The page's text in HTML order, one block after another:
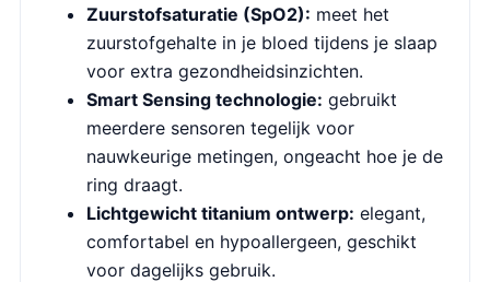
Zuurstofsaturatie (SpO2): meet het
zuurstofgehalte in je bloed tijdens je slaap
voor extra gezondheidsinzichten.
Smart Sensing technologie: gebruikt
meerdere sensoren tegelijk voor
nauwkeurige metingen, ongeacht hoe je de
ring draagt.
Lichtgewicht titanium ontwerp: elegant,
comfortabel en hypoallergeen, geschikt
voor dagelijks gebruik.